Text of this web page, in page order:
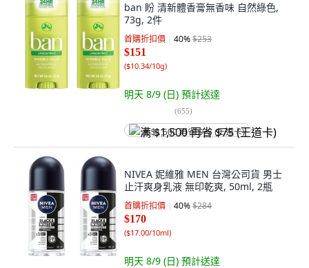
ban 盼 清新體香膏無香味 自然綠色,
73g, 2件
首購折扣價 40%$253
$151
($10.34/10g)
明天 8/9 (日) 預計送達
(655)
满 $1,500 再省 $75 (王道卡)
NIVEA 妮維雅 MEN 台灣公司貨 男士
止汗爽身乳液 無印乾爽, 50ml, 2瓶
首購折扣價 40%$284
$170
($17.00/10ml)
明天 8/9 (日) 預計送達